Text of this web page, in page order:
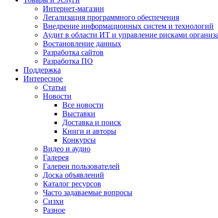
Интернет-магазин
Легализация программного обеспечения
Внедрение информационных систем и технологий
Аудит в области ИТ и управление рисками
Востановление данных
Разработка сайтов
Разработка ПО
Поддержка
Интересное
Статьи
Новости
Все новости
Выставки
Доставка и поиск
Книги и авторы
Конкурсы
Видео и аудио
Галерея
Галереи пользователей
Доска объявлений
Каталог ресурсов
Часто задаваемые вопросы
Сизхи
Разное